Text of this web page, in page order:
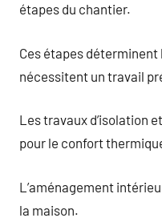
étapes du chantier.
Ces étapes
nécessitent un travail
Les travaux d’isolation
pour le confort
L’aménagement
la maison.